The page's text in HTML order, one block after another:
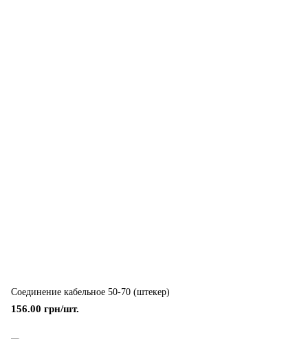
Соединение кабельное 50-70 (штекер)
156.00 грн/шт.